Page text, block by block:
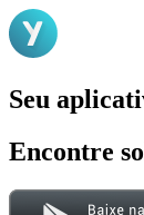
Seu
Encontre